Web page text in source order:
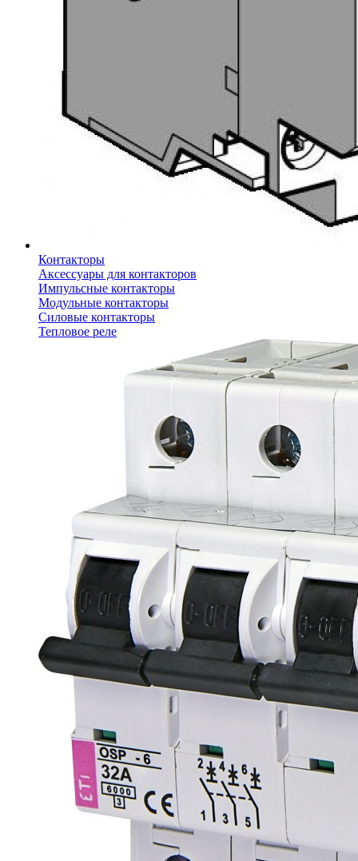
Контакторы
Аксессуары для контакторов
Импульсные контакторы
Модульные контакторы
Силовые контакторы
Тепловое реле